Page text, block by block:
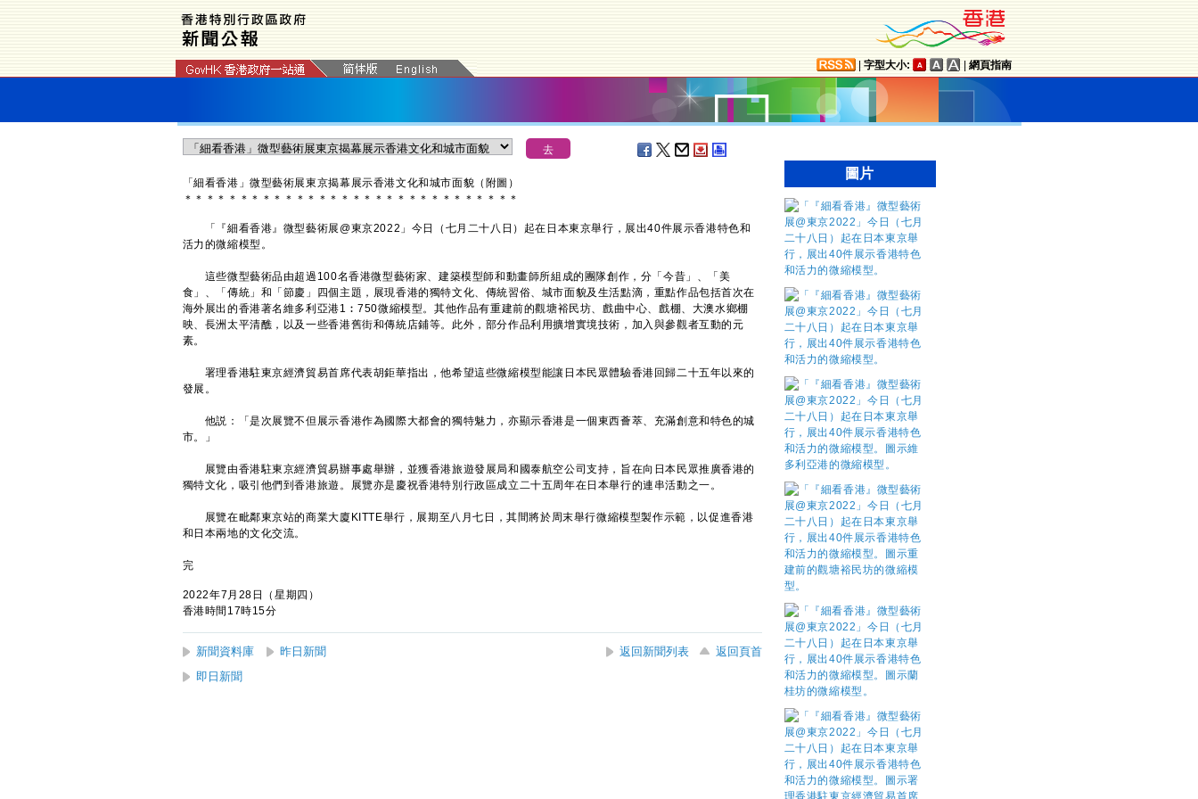
字型大小: 網頁指南
「細看香港」微型藝術展東京揭幕展示香港文化和城市面貌（附圖）
＊ ＊ ＊ ＊ ＊ ＊ ＊ ＊ ＊ ＊ ＊ ＊ ＊ ＊ ＊ ＊ ＊ ＊ ＊ ＊ ＊ ＊ ＊ ＊ ＊ ＊ ＊ ＊ ＊ ＊
​「『細看香港』微型藝術展@東京2022」今日（七月二十八日）起在日本東京舉行，展出40件展示香港特色和
活力的微縮模型。
這些微型藝術品由超過100名香港微型藝術家、建築模型師和動畫師所組成的團隊創作，分「今昔」、「美
食」、「傳統」和「節慶」四個主題，展現香港的獨特文化、傳統習俗、城市面貌及生活點滴，重點作品包括首次在
海外展出的香港著名維多利亞港1︰750微縮模型。其他作品有重建前的觀塘裕民坊、戲曲中心、戲棚、大澳水鄉棚
映、長洲太平清醮，以及一些香港舊街和傳統店鋪等。此外，部分作品利用擴增實境技術，加入與參觀者互動的元
素。
署理香港駐東京經濟貿易首席代表胡鉅華指出，他希望這些微縮模型能讓日本民眾體驗香港回歸二十五年以來的
發展。
他説：「是次展覽不但展示香港作為國際大都會的獨特魅力，亦顯示香港是一個東西薈萃、充滿創意和特色的城
市。」
展覽由香港駐東京經濟貿易辦事處舉辦，並獲香港旅遊發展局和國泰航空公司支持，旨在向日本民眾推廣香港的
獨特文化，吸引他們到香港旅遊。展覽亦是慶祝香港特別行政區成立二十五周年在日本舉行的連串活動之一。
展覽在毗鄰東京站的商業大廈KITTE舉行，展期至八月七日，其間將於周末舉行微縮模型製作示範，以促進香港
和日本兩地的文化交流。
完
2022年7月28日（星期四）
香港時間17時15分
新聞資料庫 昨日新聞 返回新聞列表
返回頁首
即日新聞
圖片